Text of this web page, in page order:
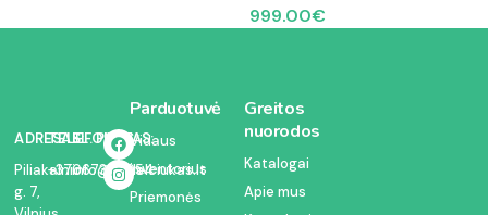
999.00€
ADRESAS:
Piliakalnio
g. 7,
TELEFONAS:
+37067350054
EL. PAŠTAS:
info@kodelciukas.lt
Parduotuvė
Vidaus
inventorius
Priemonės
Greitos
nuorodos
Katalogai
Apie mus